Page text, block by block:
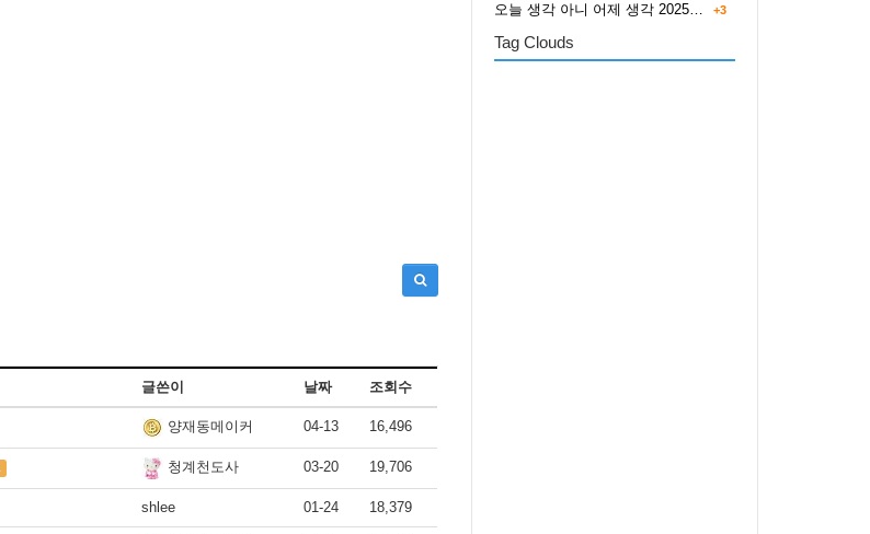
글쓴이 날짜 조회수
양재동메이커 04-13 16,496
청계천도사 03-20 19,706
shlee 01-24 18,379
오늘 생각 아니 어제 생각 2025… +3
Tag Clouds